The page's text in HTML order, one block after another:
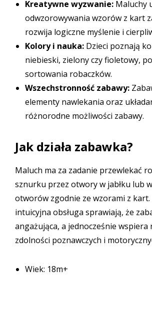
Kreatywne wyzwanie: Maluchy
odwzorowywania wzorów z kart
rozwija logiczne myślenie i
Kolory i nauka: Dzieci poznają
niebieski, zielony czy fioletowy,
sortowania robaczków.
Wszechstronność zabawy:
elementy nawlekania oraz
różnorodne możliwości zabawy.
Jak działa zabawka?
Maluch ma za zadanie przewlekać
sznurku przez otwory w jabłku lub
otworów zgodnie ze wzorami z
intuicyjna obsługa sprawiają, że
angażująca, a jednocześnie wspiera
zdolności poznawczych i
Wiek: 18m+